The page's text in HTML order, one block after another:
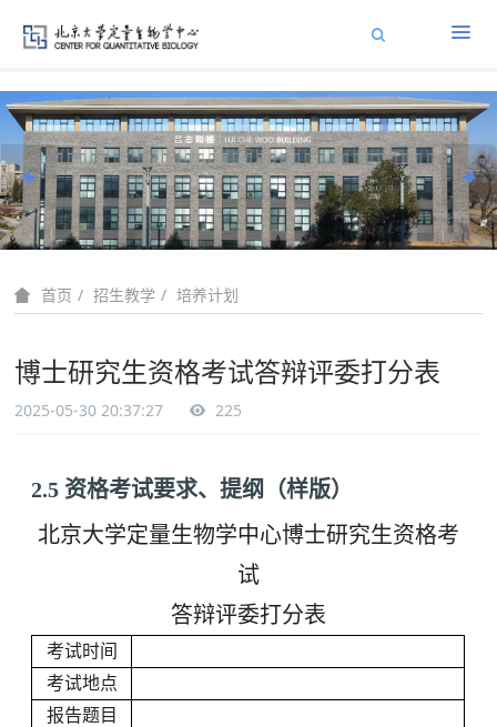
首页 招生教学 培养计划
博士研究生资格考试答辩评委打分表
2025-05-30 20:37:27 225
2.5 资格考试要求、提纲（样版）
北京大学定量生物学中心博士研究生资格考
试
答辩评委打分表
考试时间
考试地点
报告题目